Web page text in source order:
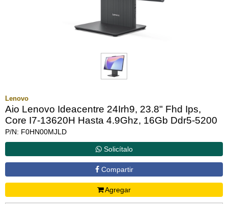
Lenovo
Aio Lenovo Ideacentre 24Irh9, 23.8" Fhd Ips,
Core I7-13620H Hasta 4.9Ghz, 16Gb Ddr5-5200
P/N: F0HN00MJLD
Solicítalo
Compartir
Agregar